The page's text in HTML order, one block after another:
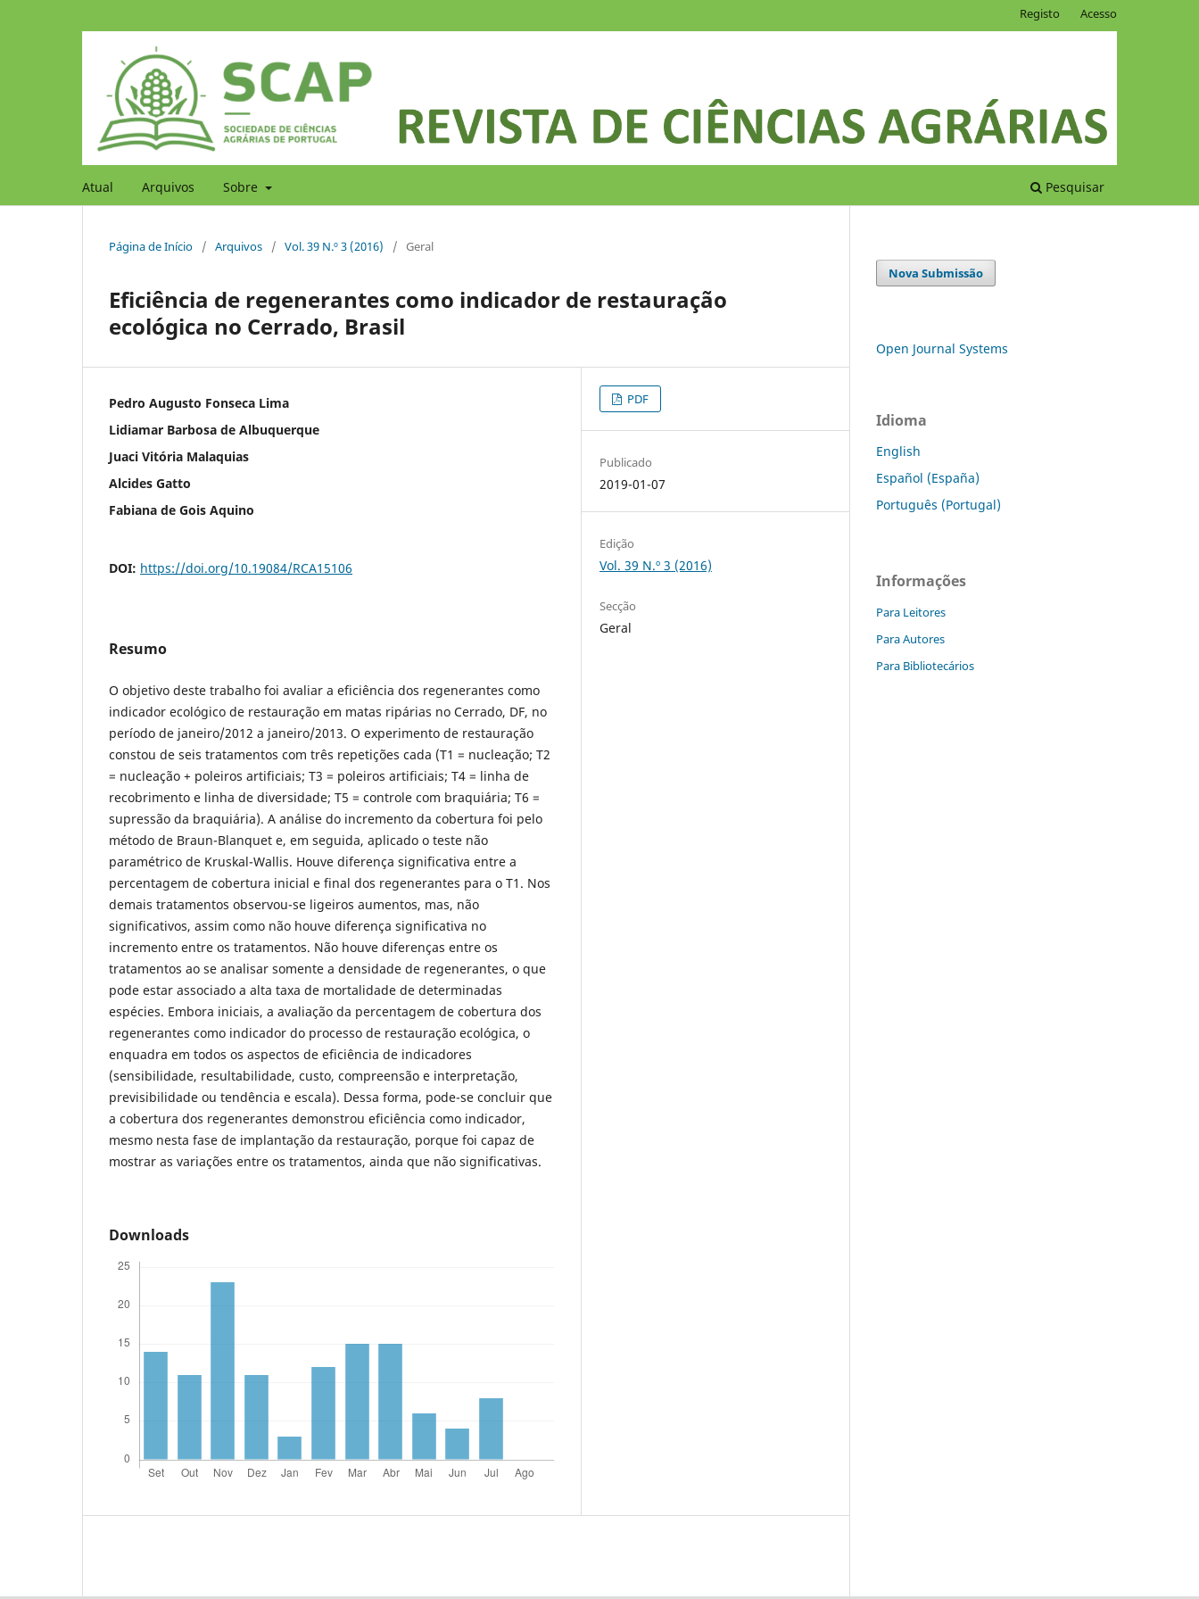
Atual Arquivos Sobre Pesquisar
Registo Acesso
Página de Início / Arquivos / Vol. 39 N.º 3 (2016) / Geral
Eficiência de regenerantes como indicador de restauração
ecológica no Cerrado, Brasil
Pedro Augusto Fonseca Lima
Lidiamar Barbosa de Albuquerque
Juaci Vitória Malaquias
Alcides Gatto
Fabiana de Gois Aquino
DOI: https://doi.org/10.19084/RCA15106
Resumo
O objetivo deste trabalho foi avaliar a eficiência dos regenerantes como
indicador ecológico de restauração em matas ripárias no Cerrado, DF, no
período de janeiro/2012 a janeiro/2013. O experimento de restauração
constou de seis tratamentos com três repetições cada (T1 = nucleação; T2
= nucleação + poleiros artificiais; T3 = poleiros artificiais; T4 = linha de
recobrimento e linha de diversidade; T5 = controle com braquiária; T6 =
supressão da braquiária). A análise do incremento da cobertura foi pelo
método de Braun-Blanquet e, em seguida, aplicado o teste não
paramétrico de Kruskal-Wallis. Houve diferença significativa entre a
percentagem de cobertura inicial e final dos regenerantes para o T1. Nos
demais tratamentos observou-se ligeiros aumentos, mas, não
significativos, assim como não houve diferença significativa no
incremento entre os tratamentos. Não houve diferenças entre os
tratamentos ao se analisar somente a densidade de regenerantes, o que
pode estar associado a alta taxa de mortalidade de determinadas
espécies. Embora iniciais, a avaliação da percentagem de cobertura dos
regenerantes como indicador do processo de restauração ecológica, o
enquadra em todos os aspectos de eficiência de indicadores
(sensibilidade, resultabilidade, custo, compreensão e interpretação,
previsibilidade ou tendência e escala). Dessa forma, pode-se concluir que
a cobertura dos regenerantes demonstrou eficiência como indicador,
mesmo nesta fase de implantação da restauração, porque foi capaz de
mostrar as variações entre os tratamentos, ainda que não significativas.
Downloads
PDF
Publicado
2019-01-07
Edição
Vol. 39 N.º 3 (2016)
Secção
Geral
Nova Submissão
Open Journal Systems
Idioma
English
Español (España)
Português (Portugal)
Informações
Para Leitores
Para Autores
Para Bibliotecários